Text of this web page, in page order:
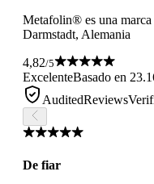
Metafolin® es una
Darmstadt, Alemania
4,82/5
ExcelenteBasado en
AuditedReviews
De fiar